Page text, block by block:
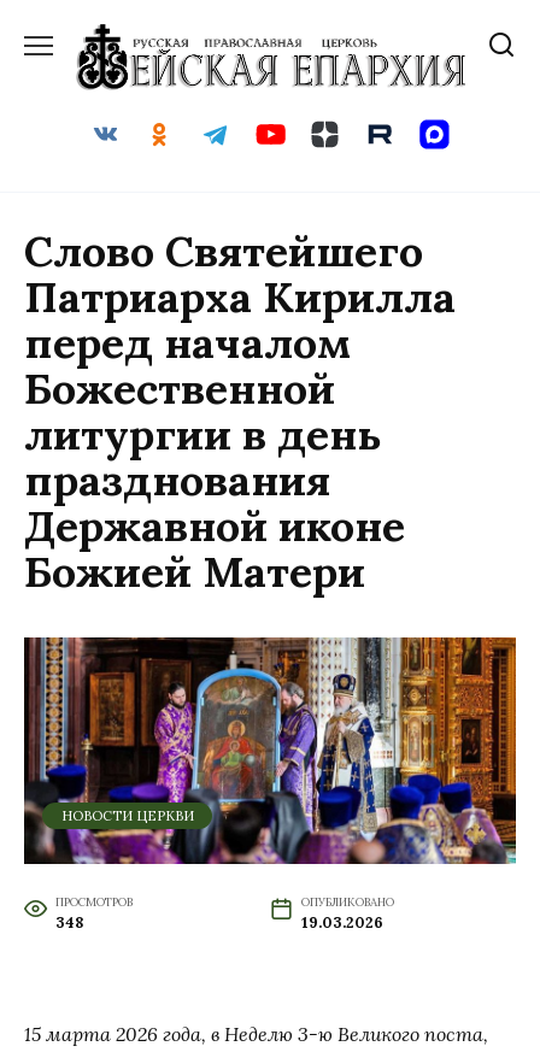
содержанию
Слово Святейшего
Патриарха Кирилла
перед началом
Божественной
литургии в день
празднования
Державной иконе
Божией Матери
НОВОСТИ ЦЕРКВИ
ПРОСМОТРОВ
348
ОПУБЛИКОВАНО
19.03.2026
15 марта 2026 года, в Неделю 3-ю Великого поста,